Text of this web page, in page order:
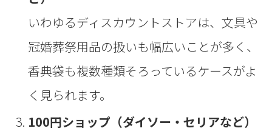
いわゆるディスカウントストアは、文具や
冠婚葬祭用品の扱いも幅広いことが多く、
香典袋も複数種類そろっているケースがよ
く見られます。
100円ショップ（ダイソー・セリアなど）